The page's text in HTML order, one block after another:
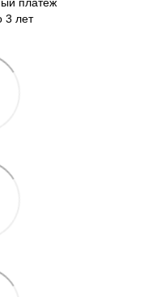
3 лет